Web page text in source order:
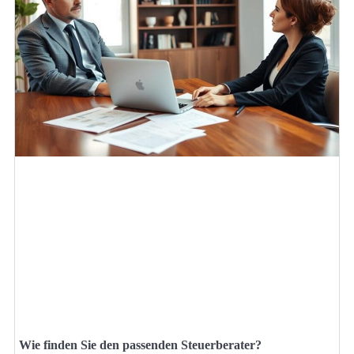
Wie finden Sie den passenden Steuerberater?